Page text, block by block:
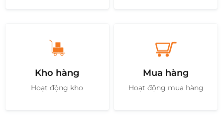
Kho hàng
Hoạt động kho
Mua hàng
Hoạt động mua hàng